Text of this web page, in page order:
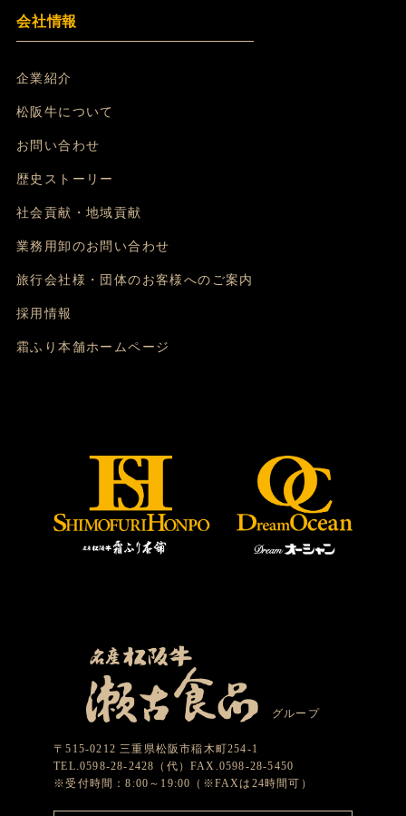
会社情報
企業紹介
松阪牛について
お問い合わせ
歴史ストーリー
社会貢献・地域貢献
業務用卸のお問い合わせ
旅行会社様・団体のお客様へのご案内
採用情報
霜ふり本舗ホームページ
グループ
〒515-0212 三重県松阪市稲木町254-1
TEL.0598-28-2428（代）FAX.0598-28-5450
※受付時間：8:00～19:00（※FAXは24時間可）